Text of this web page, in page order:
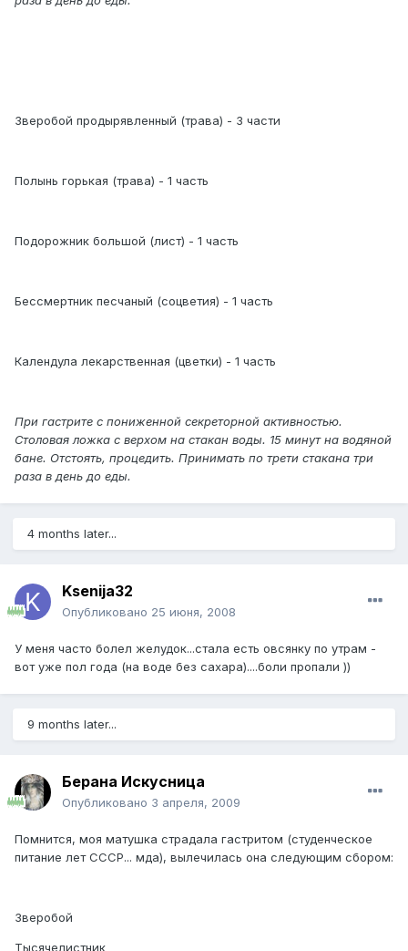
Зверобой продырявленный (трава) - 3 части
Полынь горькая (трава) - 1 часть
Подорожник большой (лист) - 1 часть
Бессмертник песчаный (соцветия) - 1 часть
Календула лекарственная (цветки) - 1 часть
При гастрите с пониженной секреторной активностью.
Столовая ложка с верхом на стакан воды. 15 минут на водяной
бане. Отстоять, процедить. Принимать по трети стакана три
раза в день до еды.
4 months later...
Ksenija32
Опубликовано 25 июня, 2008
У меня часто болел желудок...стала есть овсянку по утрам -
вот уже пол года (на воде без сахара)....боли пропали ))
9 months later...
Берана Искусница
Опубликовано 3 апреля, 2009
Помнится, моя матушка страдала гастритом (студенческое
питание лет СССР... мда), вылечилась она следующим сбором:
Зверобой
Тысячелистник